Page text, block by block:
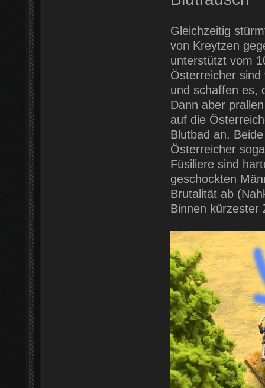
Gleichzeitig
von Kreytzen
unterstützt vom
Österreicher
und schaffen es,
Dann aber
auf die
Blutbad an.
Österreicher
Füsiliere sind
geschockten
Brutalität ab
Binnen kürzester